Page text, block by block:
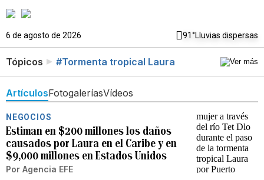
6 de agosto de 2026 91°Lluvias dispersas
Tópicos #Tormenta tropical Laura
ArtículosFotogaleríasVídeos
NEGOCIOS
Estiman en $200 millones los daños
causados por Laura en el Caribe y en
$9,000 millones en Estados Unidos
Por Agencia EFE